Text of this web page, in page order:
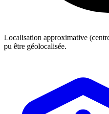
Localisation approximative
pu être géolocalisée.